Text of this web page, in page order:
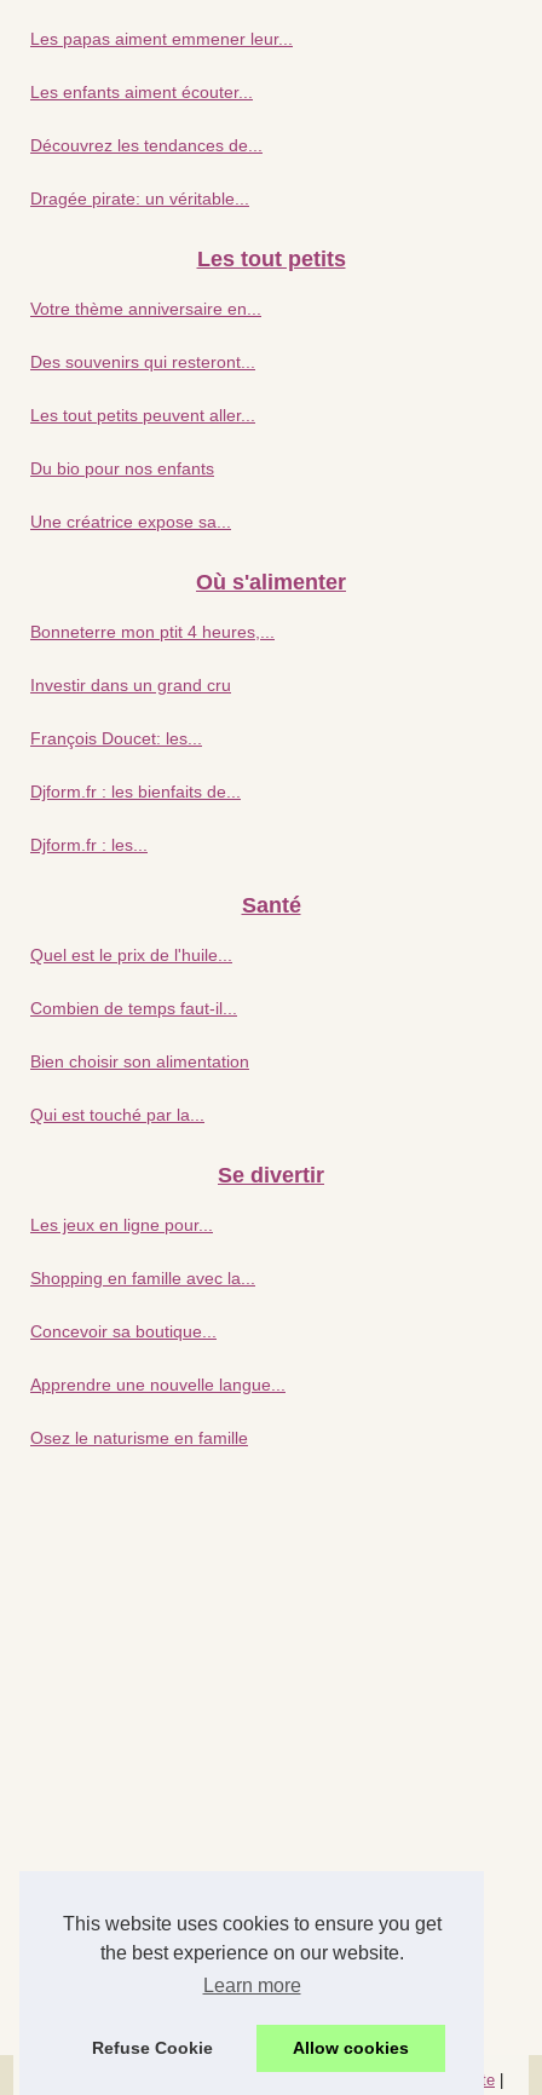
This website uses cookies to ensure you get
the best experience on our website.
Learn more
Refuse Cookie Allow cookies
Les papas aiment emmener leur...
Les enfants aiment écouter...
Découvrez les tendances de...
Dragée pirate: un véritable...
Les tout petits
Votre thème anniversaire en...
Des souvenirs qui resteront...
Les tout petits peuvent aller...
Du bio pour nos enfants
Une créatrice expose sa...
Où s'alimenter
Bonneterre mon ptit 4 heures,...
Investir dans un grand cru
François Doucet: les...
Djform.fr : les bienfaits de...
Djform.fr : les...
Santé
Quel est le prix de l'huile...
Combien de temps faut-il...
Bien choisir son alimentation
Qui est touché par la...
Se divertir
Les jeux en ligne pour...
Shopping en famille avec la...
Concevoir sa boutique...
Apprendre une nouvelle langue...
Osez le naturisme en famille
Plan du site